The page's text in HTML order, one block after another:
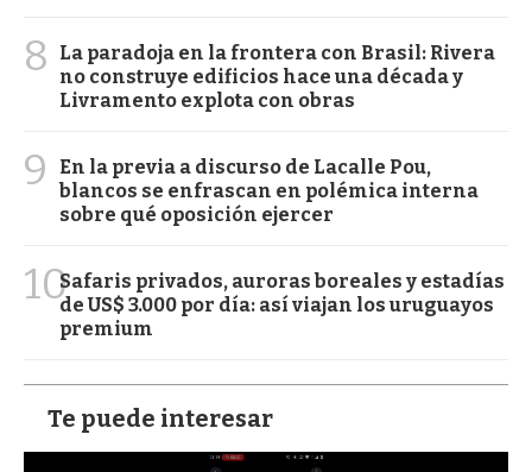
8
La paradoja en la frontera con Brasil: Rivera
no construye edificios hace una década y
Livramento explota con obras
9
En la previa a discurso de Lacalle Pou,
blancos se enfrascan en polémica interna
sobre qué oposición ejercer
10Safaris privados, auroras boreales y estadías
de US$ 3.000 por día: así viajan los uruguayos
premium
Te puede interesar